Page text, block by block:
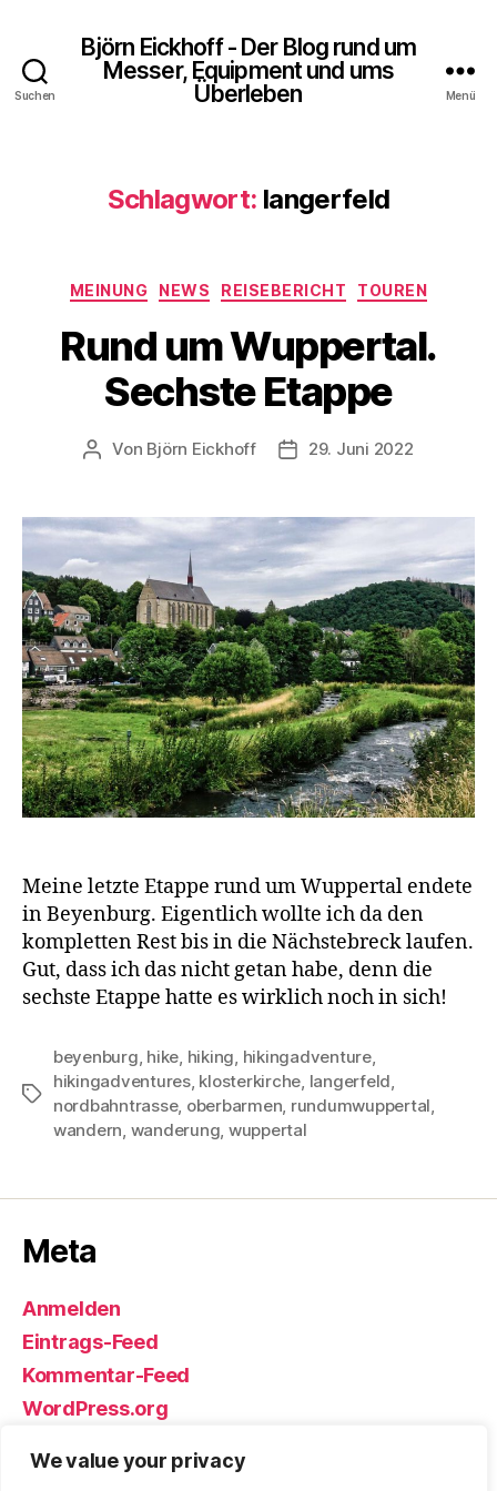
We value your privacy
Suchen
Björn Eickhoff - Der Blog rund um
Messer, Equipment und ums
Überleben
Menü
Schlagwort: langerfeld
Kategorien
MEINUNG NEWS REISEBERICHT TOUREN
Rund um Wuppertal.
Sechste Etappe
Beitragsautor
Von Björn Eickhoff Veröffentlichungsdatum
29. Juni 2022
Meine letzte Etappe rund um Wuppertal endete
in Beyenburg. Eigentlich wollte ich da den
kompletten Rest bis in die Nächstebreck laufen.
Gut, dass ich das nicht getan habe, denn die
sechste Etappe hatte es wirklich noch in sich!
Schlagwörter
beyenburg, hike, hiking, hikingadventure,
hikingadventures, klosterkirche, langerfeld,
nordbahntrasse, oberbarmen, rundumwuppertal,
wandern, wanderung, wuppertal
Meta
Anmelden
Eintrags-Feed
Kommentar-Feed
WordPress.org